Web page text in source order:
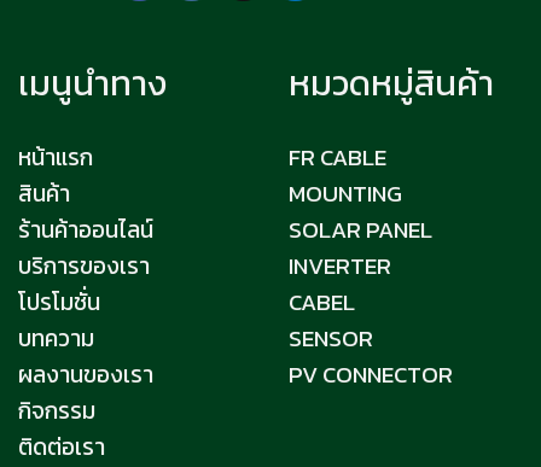
เมนูนำทาง
หน้าแรก
สินค้า
ร้านค้าออนไลน์
บริการของเรา
โปรโมชั่น
บทความ
ผลงานของเรา
กิจกรรม
ติดต่อเรา
หมวดหมู่สินค้า
FR CABLE
MOUNTING
SOLAR PANEL
INVERTER
CABEL
SENSOR
PV CONNECTOR